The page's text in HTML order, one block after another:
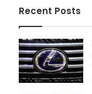
Recent Posts